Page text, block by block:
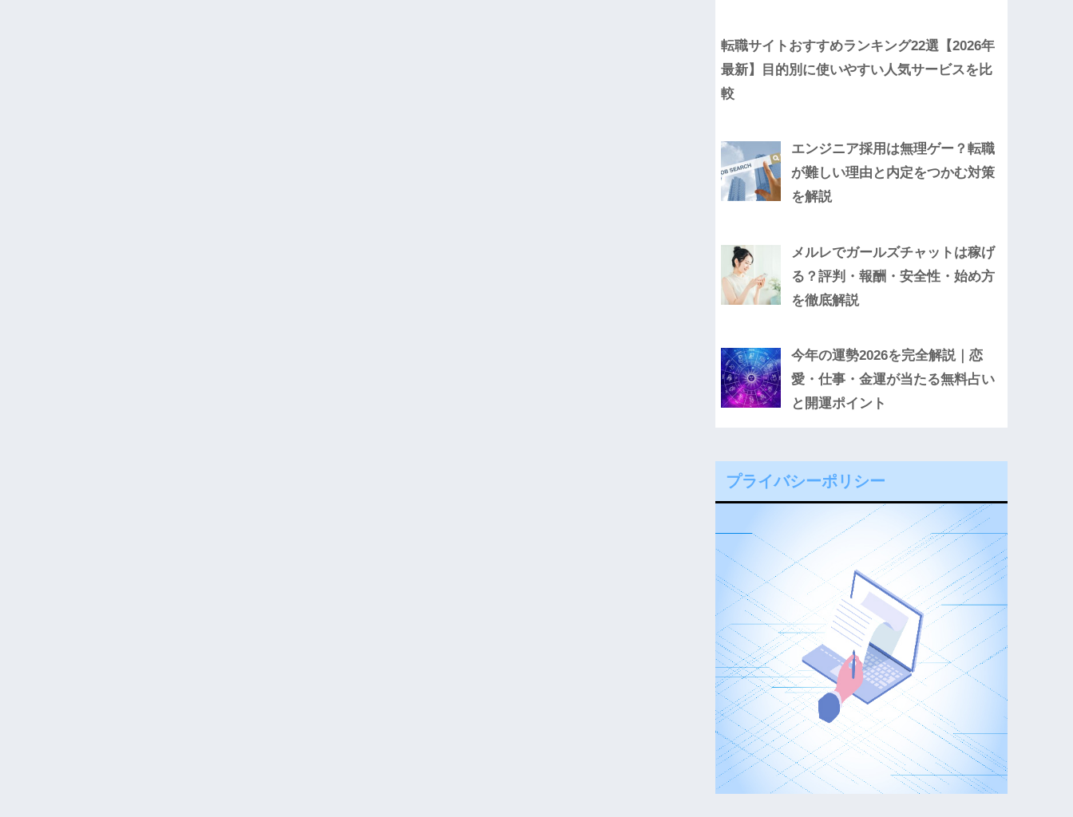
転職サイトおすすめランキング22選【2026年
最新】目的別に使いやすい人気サービスを比
較
エンジニア採用は無理ゲー？転職
が難しい理由と内定をつかむ対策
を解説
メルレでガールズチャットは稼げ
る？評判・報酬・安全性・始め方
を徹底解説
今年の運勢2026を完全解説｜恋
愛・仕事・金運が当たる無料占い
と開運ポイント
プライバシーポリシー